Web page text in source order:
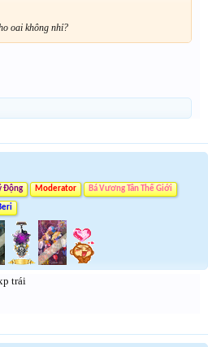
oai không nhỉ?
Động Moderator Bá Vương Tân Thế Giới
trái